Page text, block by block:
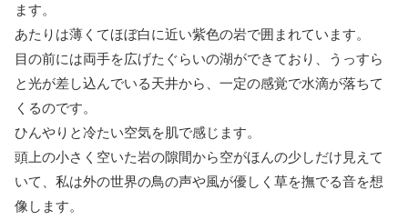
ます。
あたりは薄くてほぼ白に近い紫色の岩で囲まれています。
目の前には両手を広げたぐらいの湖ができており、うっすら
と光が差し込んでいる天井から、一定の感覚で水滴が落ちて
くるのです。
ひんやりと冷たい空気を肌で感じます。
頭上の小さく空いた岩の隙間から空がほんの少しだけ見えて
いて、私は外の世界の鳥の声や風が優しく草を撫でる音を想
像します。